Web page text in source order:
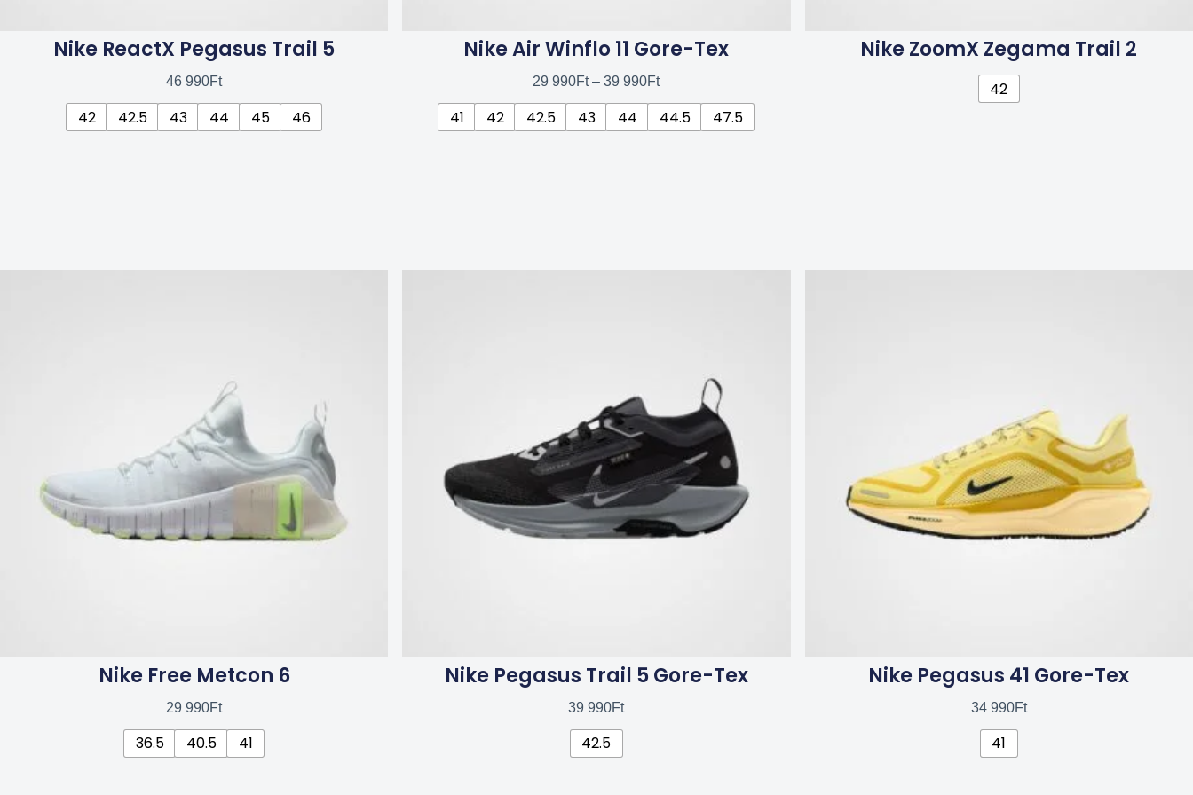
Nike ReactX Pegasus Trail 5
46 990Ft
42 42.5 43 44 45 46
Nike Air Winflo 11 Gore-Tex
29 990Ft – 39 990Ft
41 42 42.5 43 44 44.5 47.5
Nike ZoomX Zegama Trail 2
42
Nike Free Metcon 6
29 990Ft
variációja
van.
A
változatok
a
termékoldalon
választhatók
ki
36.5 40.5 41
Nike Pegasus Trail 5 Gore-Tex
39 990Ft
van.
A
változatok
a
termékoldalon
választhatók
ki
42.5
Nike Pegasus 41 Gore-Tex
34 990Ft
A
változatok
a
termékoldalon
választhatók
ki
41